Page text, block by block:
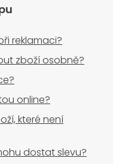
reklamaci?
zboží osobně?
online?
které není
dostat slevu?